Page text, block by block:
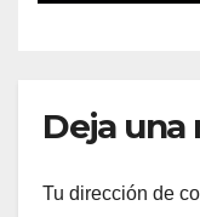
Deja una
Tu dirección de